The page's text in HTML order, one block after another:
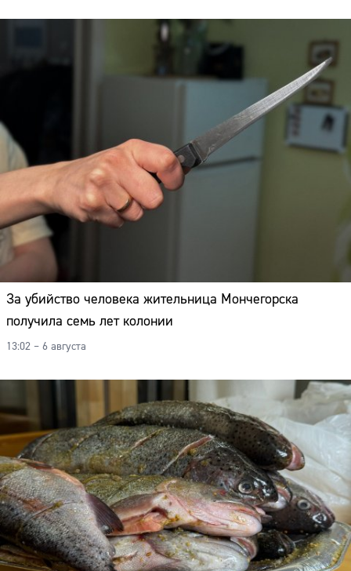
За убийство человека жительница Мончегорска
получила семь лет колонии
13:02 – 6 августа